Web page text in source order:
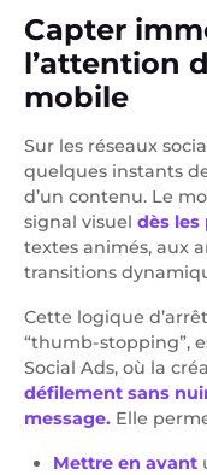
Capter
l’attention
mobile
Sur les réseaux
quelques instants
d’un contenu. Le
signal visuel dès les
textes animés, aux
transitions
Cette logique
“thumb-stopping”,
Social Ads, où la
défilement sans
message. Elle
Mettre en avant